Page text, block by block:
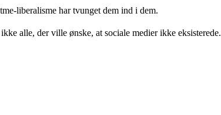
liberalisme har tvunget dem ind i dem.
alle, der ville ønske, at sociale medier ikke eksisterede.